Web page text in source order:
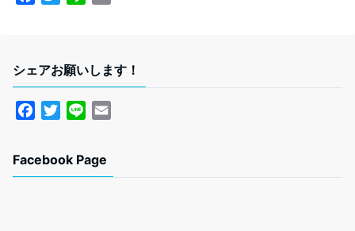
b
o
t
e
l
シェアお願いします！
e
t
e
Facebook Page